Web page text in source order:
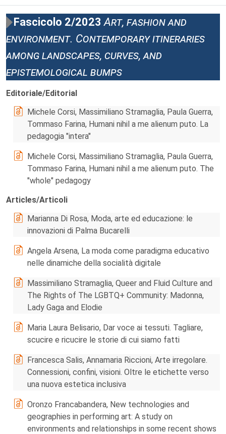
Fascicolo 2/2023 Art, fashion and
environment. Contemporary itineraries
among landscapes, curves, and
epistemological bumps
Editoriale/Editorial
Michele Corsi, Massimiliano Stramaglia, Paula Guerra,
Tommaso Farina, Humani nihil a me alienum puto. La
pedagogia "intera"
Michele Corsi, Massimiliano Stramaglia, Paula Guerra,
Tommaso Farina, Humani nihil a me alienum puto. The
"whole" pedagogy
Articles/Articoli
Marianna Di Rosa, Moda, arte ed educazione: le
innovazioni di Palma Bucarelli
Angela Arsena, La moda come paradigma educativo
nelle dinamiche della socialità digitale
Massimiliano Stramaglia, Queer and Fluid Culture and
The Rights of The LGBTQ+ Community: Madonna,
Lady Gaga and Elodie
Maria Laura Belisario, Dar voce ai tessuti. Tagliare,
scucire e ricucire le storie di cui siamo fatti
Francesca Salis, Annamaria Riccioni, Arte irregolare.
Connessioni, confini, visioni. Oltre le etichette verso
una nuova estetica inclusiva
Oronzo Francabandera, New technologies and
geographies in performing art: A study on
environments and relationships in some recent shows